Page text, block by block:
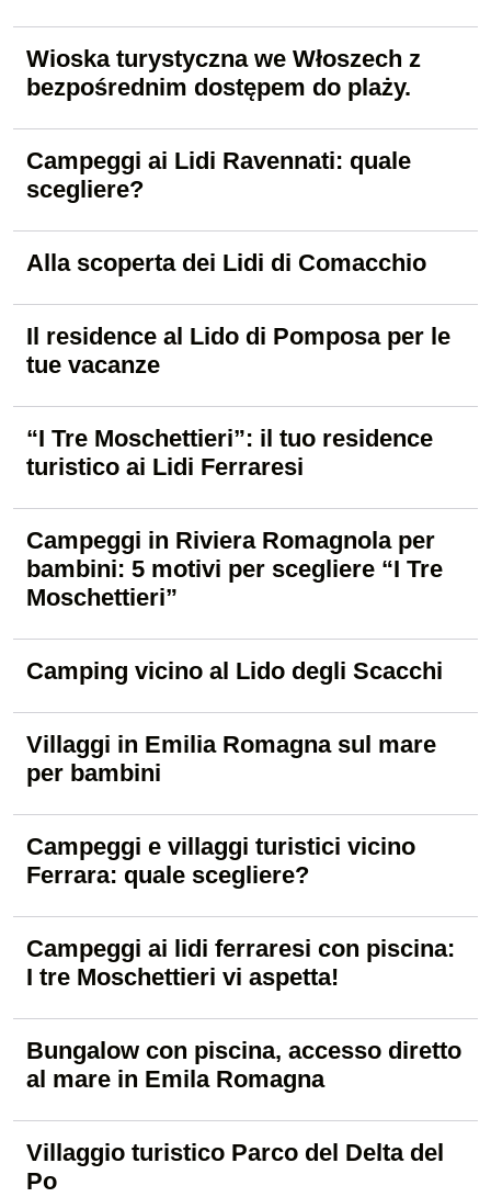
Wioska turystyczna we Włoszech z
bezpośrednim dostępem do plaży.
Campeggi ai Lidi Ravennati: quale
scegliere?
Alla scoperta dei Lidi di Comacchio
Il residence al Lido di Pomposa per le
tue vacanze
“I Tre Moschettieri”: il tuo residence
turistico ai Lidi Ferraresi
Campeggi in Riviera Romagnola per
bambini: 5 motivi per scegliere “I Tre
Moschettieri”
Camping vicino al Lido degli Scacchi
Villaggi in Emilia Romagna sul mare
per bambini
Campeggi e villaggi turistici vicino
Ferrara: quale scegliere?
Campeggi ai lidi ferraresi con piscina:
I tre Moschettieri vi aspetta!
Bungalow con piscina, accesso diretto
al mare in Emila Romagna
Villaggio turistico Parco del Delta del
Po